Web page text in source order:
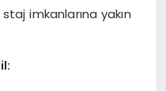
imkanlarına yakın